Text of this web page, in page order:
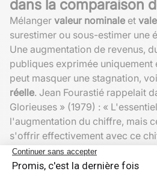
dans la comparaison
Mélanger valeur nominale et
surestimer ou sous-estimer une
Une augmentation de revenus,
publiques exprimée uniquement
peut masquer une stagnation,
réelle. Jean Fourastié rappelait
Glorieuses » (1979) : «
l'augmentation du chiffre, mais
s'offrir effectivement avec ce
compte lacorrection de la
illusion de croissance artificielle.